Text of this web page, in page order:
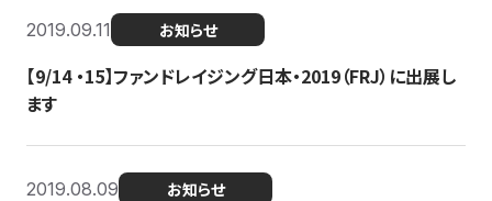
2019.09.11 お知らせ
【9/14 ・15】ファンドレイジング日本・2019（FRJ）に出展し
ます
2019.08.09 お知らせ